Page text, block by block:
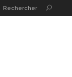
Rechercher